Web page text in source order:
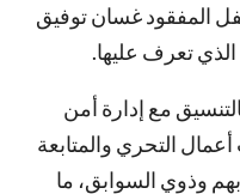
المفقود غسان توفيق
تعرف عليها.
مع إدارة أمن
التحري والمتابعة
وذوي السوابق، ما